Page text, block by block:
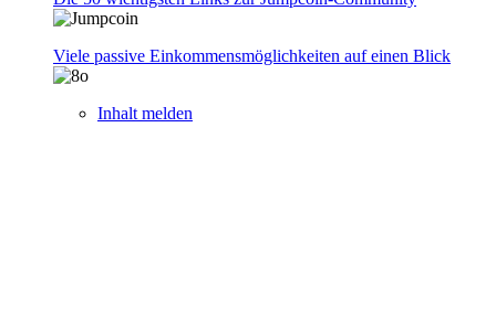
Viele passive Einkommensmöglichkeiten auf einen Blick
Inhalt melden